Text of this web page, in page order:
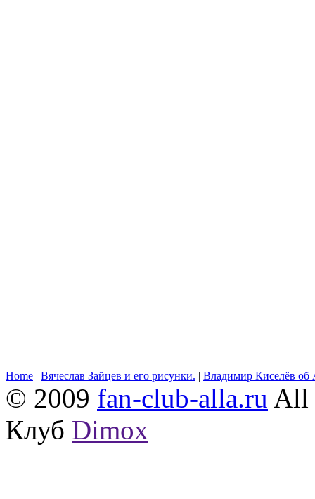
Home | Вячеслав Зайцев и его рисунки. | Владимир Киселёв об
© 2009 fan-club-alla.ru All
Клуб Dimox